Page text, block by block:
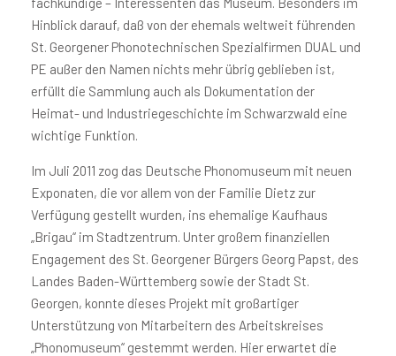
Hinblick darauf, daß von der ehemals weltweit führenden
St. Georgener Phonotechnischen Spezialfirmen DUAL und
PE außer den Namen nichts mehr übrig geblieben ist,
erfüllt die Sammlung auch als Dokumentation der
Heimat- und Industriegeschichte im Schwarzwald eine
wichtige Funktion.
Im Juli 2011 zog das Deutsche Phonomuseum mit neuen
Exponaten, die vor allem von der Familie Dietz zur
Verfügung gestellt wurden, ins ehemalige Kaufhaus
„Brigau“ im Stadtzentrum. Unter großem finanziellen
Engagement des St. Georgener Bürgers Georg Papst, des
Landes Baden-Württemberg sowie der Stadt St.
Georgen, konnte dieses Projekt mit großartiger
Unterstützung von Mitarbeitern des Arbeitskreises
„Phonomuseum“ gestemmt werden. Hier erwartet die